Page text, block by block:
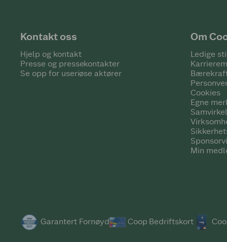
Kontakt oss
Hjelp og kontakt
Presse og pressekontakter
Se opp for useriøse aktører
Om
Ledige
Cookies
Egne
Min
Garantert Fornøyd Coop Bedriftskort